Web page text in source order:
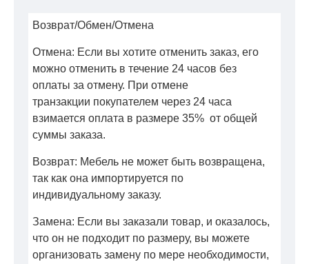
Возврат/Обмен/Отмена
Отмена: Если вы хотите отменить заказ, его
можно отменить в течение 24 часов без
оплаты за отмену. При отмене
транзакции покупателем через 24 часа
взимается оплата в размере 35% от общей
суммы заказа.
Возврат: Мебель не может быть возвращена,
так как она импортируется по
индивидуальному заказу.
Замена: Если вы заказали товар, и оказалось,
что он не подходит по размеру, вы можете
организовать замену по мере необходимости,